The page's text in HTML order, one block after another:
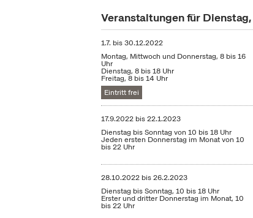
Veranstaltungen für
1.7. bis30.12.2022
Montag, Mittwoch und Donnerstag, 8 bis 16
Uhr
Dienstag, 8 bis 18 Uhr
Freitag, 8 bis 14 Uhr
Eintritt frei
17.9.2022 bis22.1.2023
Dienstag bis Sonntag von 10 bis 18 Uhr
Jeden ersten Donnerstag im Monat von 10
bis 22 Uhr
28.10.2022 bis26.2.2023
Dienstag bis Sonntag, 10 bis 18 Uhr
Erster und dritter Donnerstag im Monat, 10
bis 22 Uhr